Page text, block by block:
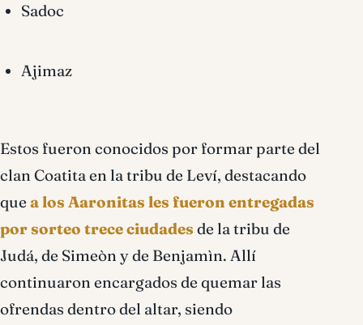
Sadoc
Ajimaz
Estos fueron conocidos por formar parte del
clan Coatita en la tribu de Leví, destacando
que a los Aaronitas les fueron entregadas
por sorteo trece ciudades de la tribu de
Judá, de Simeòn y de Benjamìn. Allí
continuaron encargados de quemar las
ofrendas dentro del altar, siendo